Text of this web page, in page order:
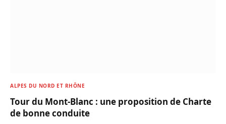
ALPES DU NORD ET RHÔNE
Tour du Mont-Blanc : une proposition de Charte
de bonne conduite